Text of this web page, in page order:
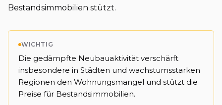
Bestandsimmobilien stützt.
WICHTIG
Die gedämpfte Neubauaktivität verschärft
insbesondere in Städten und wachstumsstarken
Regionen den Wohnungsmangel und stützt die
Preise für Bestandsimmobilien.